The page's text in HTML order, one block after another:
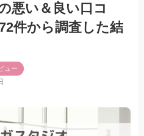
悪い＆良い口コ
件から調査した結
ュー